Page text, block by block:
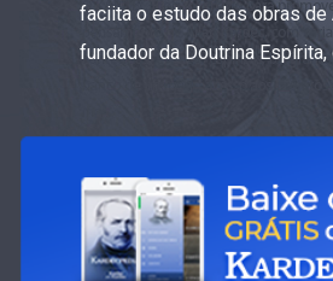
faciita o estudo das obras de
fundador da Doutrina